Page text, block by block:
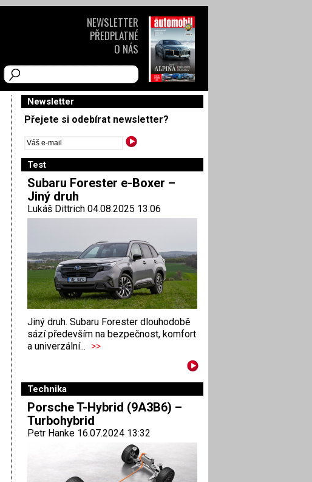
Newsletter
Přejete si odebírat newsletter?
Test
Subaru Forester e-Boxer –
Jiný druh
Lukáš Dittrich 04.08.2025 13:06
Jiný druh. Subaru Forester dlouhodobě
sází především na bezpečnost, komfort
a univerzální... >>
Technika
Porsche T-Hybrid (9A3B6) –
Turbohybrid
Petr Hanke 16.07.2024 13:32
NEWSLETTER
PŘEDPLATNÉ
O NÁS